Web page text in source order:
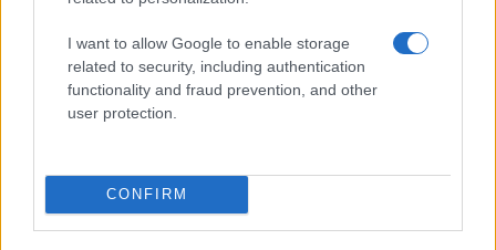
I want to allow Google to enable storage
related to security, including authentication
functionality and fraud prevention, and other
user protection.
CONFIRM